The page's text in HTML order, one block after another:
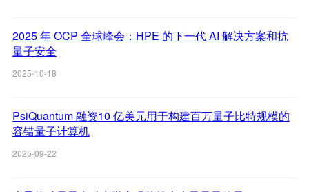
2025 年 OCP 全球峰会：HPE 的下一代 AI 解决方案和抗
量子安全
2025-10-18
PsiQuantum 融资10 亿美元用于构建百万量子比特规模的
容错量子计算机
2025-09-22